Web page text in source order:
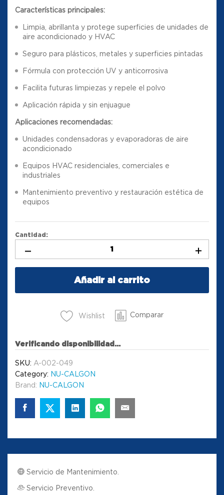
Características principales:
Limpia, abrillanta y protege superficies de unidades de
aire acondicionado y HVAC
Seguro para plásticos, metales y superficies pintadas
Fórmula con protección UV y anticorrosiva
Facilita futuras limpiezas y repele el polvo
Aplicación rápida y sin enjuague
Aplicaciones recomendadas:
Unidades condensadoras y evaporadoras de aire
acondicionado
Equipos HVAC residenciales, comerciales e
industriales
Mantenimiento preventivo y restauración estética de
equipos
Cantidad:
Añadir al carrito
Wishlist Comparar
Verificando disponibilidad...
SKU: A-002-049
Category: NU-CALGON
Brand: NU-CALGON
Servicio de Mantenimiento.
Servicio Preventivo.